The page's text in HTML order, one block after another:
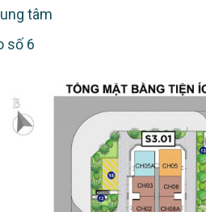
tâm
số 6